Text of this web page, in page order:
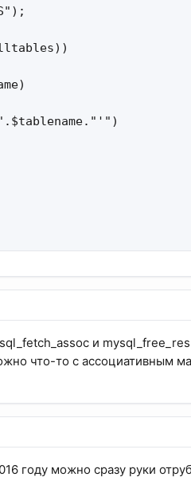
и
что-то с ассоциативным
году можно сразу руки